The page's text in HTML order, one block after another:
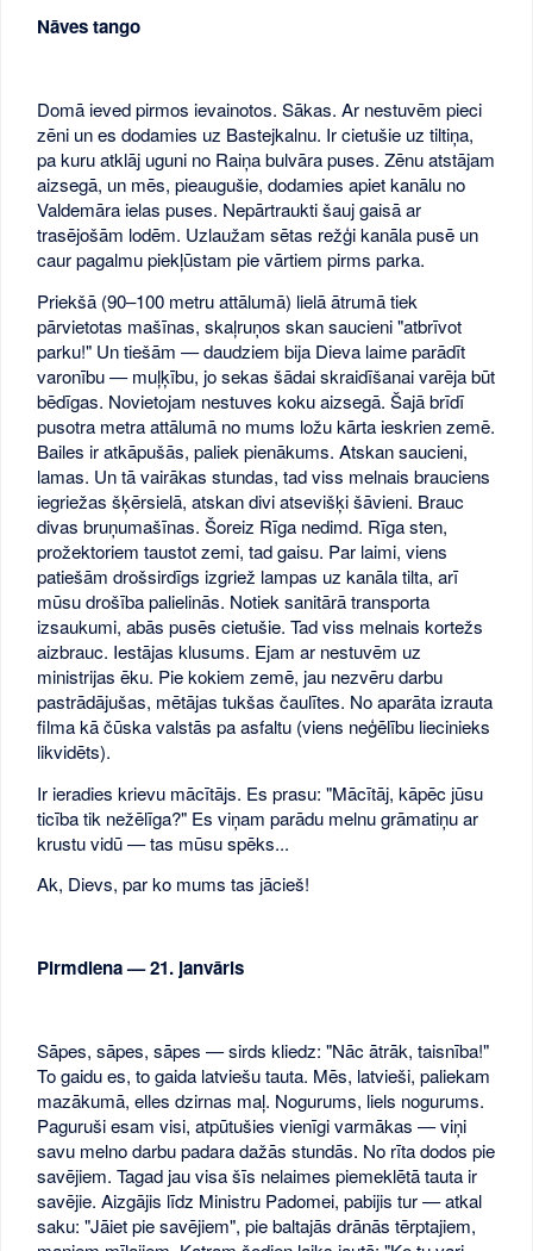
Nāves tango
Domā ieved pirmos ievainotos. Sākas. Ar nestuvēm pieci
zēni un es dodamies uz Bastejkalnu. Ir cietušie uz tiltiņa,
pa kuru atklāj uguni no Raiņa bulvāra puses. Zēnu atstājam
aizsegā, un mēs, pieaugušie, dodamies apiet kanālu no
Valdemāra ielas puses. Nepārtraukti šauj gaisā ar
trasējošām lodēm. Uzlaužam sētas režģi kanāla pusē un
caur pagalmu piekļūstam pie vārtiem pirms parka.
Priekšā (90–100 metru attālumā) lielā ātrumā tiek
pārvietotas mašīnas, skaļruņos skan saucieni "atbrīvot
parku!" Un tiešām — daudziem bija Dieva laime parādīt
varonību — muļķību, jo sekas šādai skraidīšanai varēja būt
bēdīgas. Novietojam nestuves koku aizsegā. Šajā brīdī
pusotra metra attālumā no mums ložu kārta ieskrien zemē.
Bailes ir atkāpušās, paliek pienākums. Atskan saucieni,
lamas. Un tā vairākas stundas, tad viss melnais brauciens
iegriežas šķērsielā, atskan divi atsevišķi šāvieni. Brauc
divas bruņumašīnas. Šoreiz Rīga nedimd. Rīga sten,
prožektoriem taustot zemi, tad gaisu. Par laimi, viens
patiešām drošsirdīgs izgriež lampas uz kanāla tilta, arī
mūsu drošība palielinās. Notiek sanitārā transporta
izsaukumi, abās pusēs cietušie. Tad viss melnais kortežs
aizbrauc. Iestājas klusums. Ejam ar nestuvēm uz
ministrijas ēku. Pie kokiem zemē, jau nezvēru darbu
pastrādājušas, mētājas tukšas čaulītes. No aparāta izrauta
filma kā čūska valstās pa asfaltu (viens neģēlību liecinieks
likvidēts).
Ir ieradies krievu mācītājs. Es prasu: "Mācītāj, kāpēc jūsu
ticība tik nežēlīga?" Es viņam parādu melnu grāmatiņu ar
krustu vidū — tas mūsu spēks...
Ak, Dievs, par ko mums tas jācieš!
Pirmdiena — 21. janvāris
Sāpes, sāpes, sāpes — sirds kliedz: "Nāc ātrāk, taisnība!"
To gaidu es, to gaida latviešu tauta. Mēs, latvieši, paliekam
mazākumā, elles dzirnas maļ. Nogurums, liels nogurums.
Paguruši esam visi, atpūtušies vienīgi varmākas — viņi
savu melno darbu padara dažās stundās. No rīta dodos pie
savējiem. Tagad jau visa šīs nelaimes piemeklētā tauta ir
savējie. Aizgājis līdz Ministru Padomei, pabijis tur — atkal
saku: "Jāiet pie savējiem", pie baltajās drānās tērptajiem,